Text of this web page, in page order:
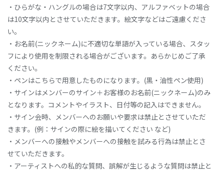
・ひらがな・ハングルの場合は7文字以内、アルファベットの場合
は10文字以内とさせていただきます。絵文字などはご遠慮くださ
い。
・お名前(ニックネーム)に不適切な単語が入っている場合、スタッ
フにより使用を制限される場合がございます。あらかじめご了承
ください。
・ペンはこちらで用意したものになります。(黒・油性ペン使用)
・サインはメンバーのサイン＋お客様のお名前(ニックネーム)のみ
となります。コメントやイラスト、日付等の記入はできません。
・サイン会時、メンバーへのお願いや要求は禁止とさせていただ
きます。(例：サインの際に絵を描いてください など)
・メンバーへの接触やメンバーへの接触を試みる行為は禁止とさ
せていただきます。
・アーティストへの私的な質問、誤解が生じるような質問は禁止と